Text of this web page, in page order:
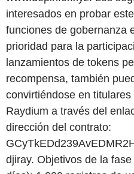
interesados en probar
funciones de gobernanza
prioridad para la
lanzamientos de tokens
recompensa, también
convirtiéndose en
Raydium a través del
dirección del contrato:
djiray. Objetivos de la